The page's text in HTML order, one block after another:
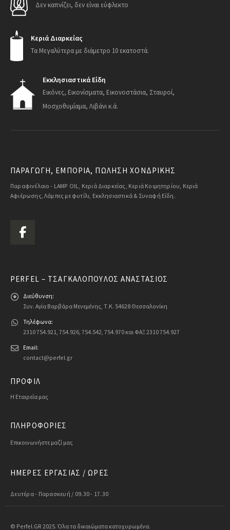
Δεν καπνίζει, δεν είναι εύφλεκτο
Κεριά Διαρκείας
Τα Μεγαλύτερα με διάμετρο 10 εκατοστά.
Εκκλησιαστικά Είδη
Εικόνες, Εικονίσματα, Εικονοστάσια, Σταυροί,
Μοσχοθυμίαμα, Λιβάνι κ.ά.
ΠΑΡΑΓΩΓΗ, ΕΜΠΟΡΙΑ, ΠΩΛΗΣΗ ΧΟΝΔΡΙΚΗΣ
Παραφινέλαιο - LAMP OIL, Κεριά Διαρκείας, Κεριά Κοιμητηρίου, Κεριά
Αφιέρωσης, Λάμπες με φυτίλι, Εκκλησιαστικά & Συναφή Είδη.
PERFEL – ΤΣΑΓΚΑΛΌΠΟΥΛΟΣ ΑΝΑΣΤΆΣΙΟΣ
Διεύθυνση:
Συν. Αγία Βαρβάρα Μενεμένης, Τ.Κ. 54628 Θεσσαλονίκη
Τηλέφωνα:
2310 754.921, 754.926, 754.542, 754.970 και ΦΑΞ 2310 754.927
Email:
contact@perfel.gr
ΠΡΟΦΙΛ
Η Εταιρεία μας
ΠΛΗΡΟΦΟΡΙΕΣ
Επικοινωνήστε μαζί μας
ΗΜΕΡΕΣ ΕΡΓΑΣΙΑΣ / ΩΡΕΣ
Δευτέρα - Παρασκευή / 09.30 - 17.30
© Perfel.GR 2025. Όλα τα δικαιώματα κατοχυρωμένα.